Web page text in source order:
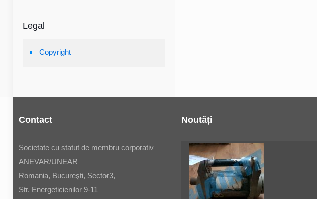
Legal
Copyright
Contact
Societate cu statut de membru corporativ
ANEVAR/UNEAR
Romania, Bucureşti, Sector3,
Str. Energeticienilor 9-11
Noutăți